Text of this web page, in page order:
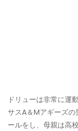
ドリューは非常に運
サスA＆Mアギーズ
ールをし、母親は高